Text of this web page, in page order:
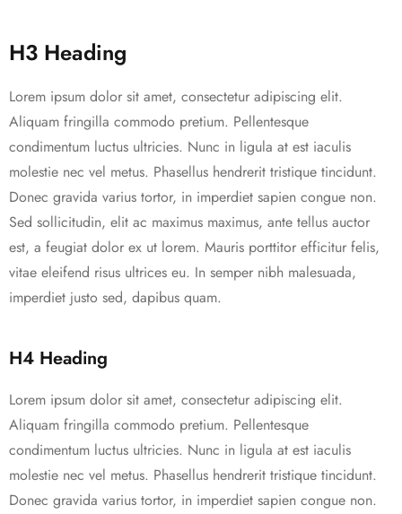
H3 Heading
Lorem ipsum dolor sit amet, consectetur adipiscing elit.
Aliquam fringilla commodo pretium. Pellentesque
condimentum luctus ultricies. Nunc in ligula at est iaculis
molestie nec vel metus. Phasellus hendrerit tristique tincidunt.
Donec gravida varius tortor, in imperdiet sapien congue non.
Sed sollicitudin, elit ac maximus maximus, ante tellus auctor
est, a feugiat dolor ex ut lorem. Mauris porttitor efficitur felis,
vitae eleifend risus ultrices eu. In semper nibh malesuada,
imperdiet justo sed, dapibus quam.
H4 Heading
Lorem ipsum dolor sit amet, consectetur adipiscing elit.
Aliquam fringilla commodo pretium. Pellentesque
condimentum luctus ultricies. Nunc in ligula at est iaculis
molestie nec vel metus. Phasellus hendrerit tristique tincidunt.
Donec gravida varius tortor, in imperdiet sapien congue non.